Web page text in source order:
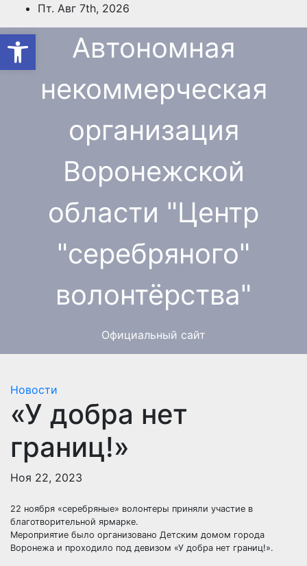
Перейти
к
содержимому
Пт. Авг 7th, 2026
Автономная
некоммерческая
организация
Воронежской
области "Центр
"cеребряного"
волонтёрства"
Официальный сайт
Новости
«У добра нет
границ!»
Ноя 22, 2023
22 ноября «серебряные» волонтеры приняли участие в
благотворительной ярмарке.
Мероприятие было организовано Детским домом города
Воронежа и проходило под девизом «У добра нет границ!».
Открыть панель